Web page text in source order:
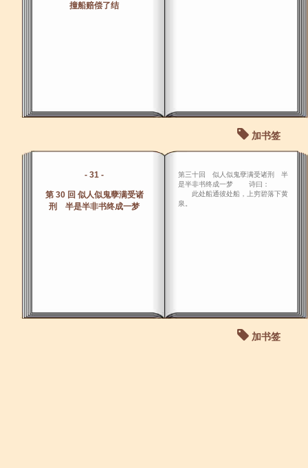
撞船赔偿了结
加书签
- 31 -
第 30 回 似人似鬼孽满受诸
刑 半是半非书终成一梦
第三十回 似人似鬼孽满受诸刑 半
是半非书终成一梦 诗曰：
此处船通彼处船，上穷碧落下黄
泉。
加书签